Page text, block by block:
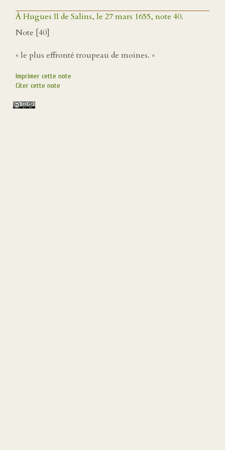
À Hugues II de Salins, le 27 mars 1655, note 40.
Note [40]
« le plus effronté troupeau de moines. »
Imprimer cette note
Citer cette note